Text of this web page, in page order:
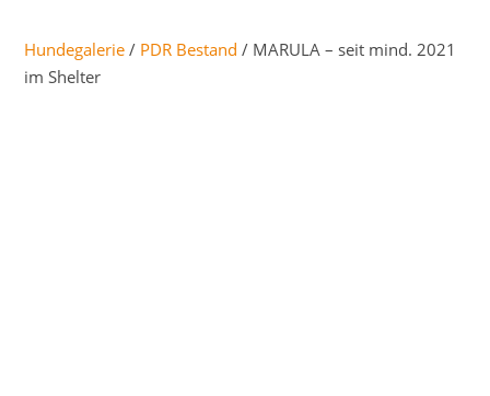
Hundegalerie / PDR Bestand / MARULA – seit mind. 2021
im Shelter